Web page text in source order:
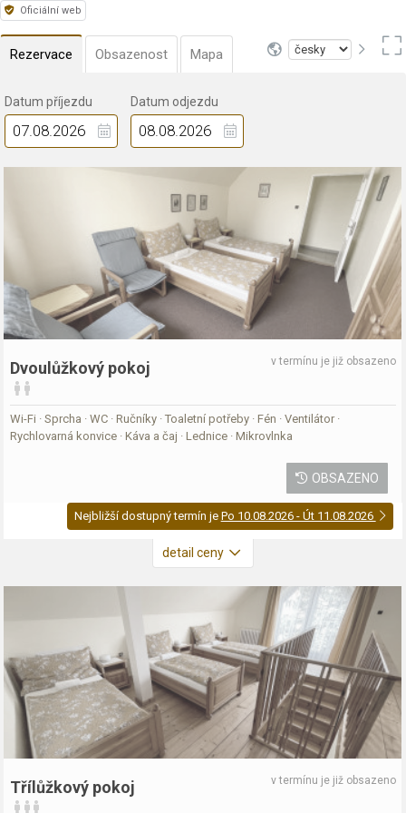
Oficiální web
Rezervace Obsazenost Mapa
Datum příjezdu Datum odjezdu
Dvoulůžkový pokoj v termínu je již obsazeno
Wi-Fi · Sprcha · WC · Ručníky · Toaletní potřeby · Fén · Ventilátor ·
Rychlovarná konvice · Káva a čaj · Lednice · Mikrovlnka
OBSAZENO
Nejbližší dostupný termín je Po 10.08.2026 - Út 11.08.2026
detail ceny
Třílůžkový pokoj v termínu je již obsazeno